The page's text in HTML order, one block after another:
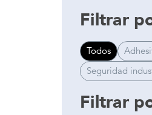
Filtrar
Todos
Seguridad
Filtrar